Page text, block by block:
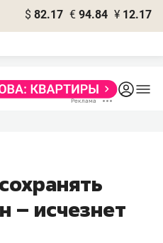
$ 82.17 € 94.84 ¥ 12.17
– исчезнет